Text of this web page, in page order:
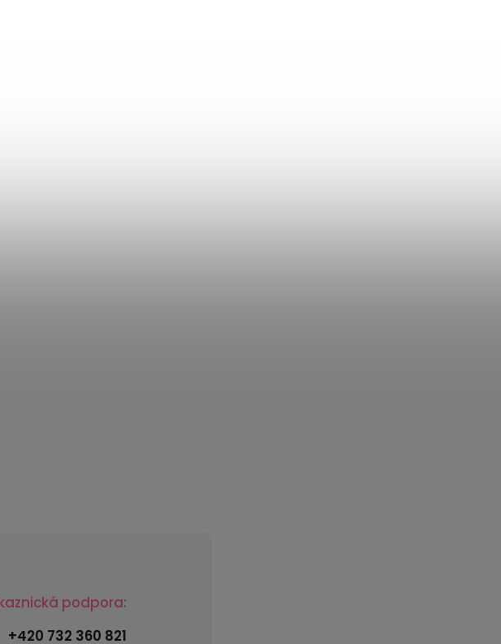
podpora:
+420 732 360 821